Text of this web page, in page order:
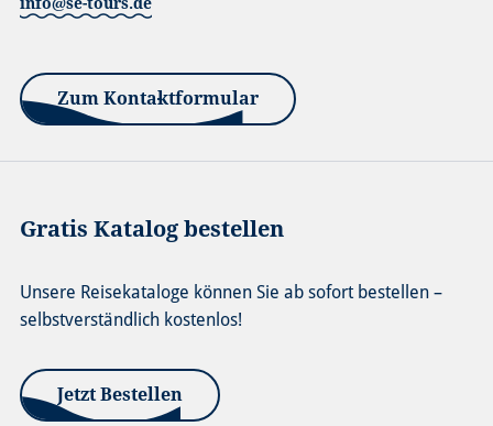
info@se-tours.de
Zum Kontaktformular
Gratis Katalog bestellen
Unsere Reisekataloge können Sie ab sofort bestellen –
selbstverständlich kostenlos!
Jetzt Bestellen